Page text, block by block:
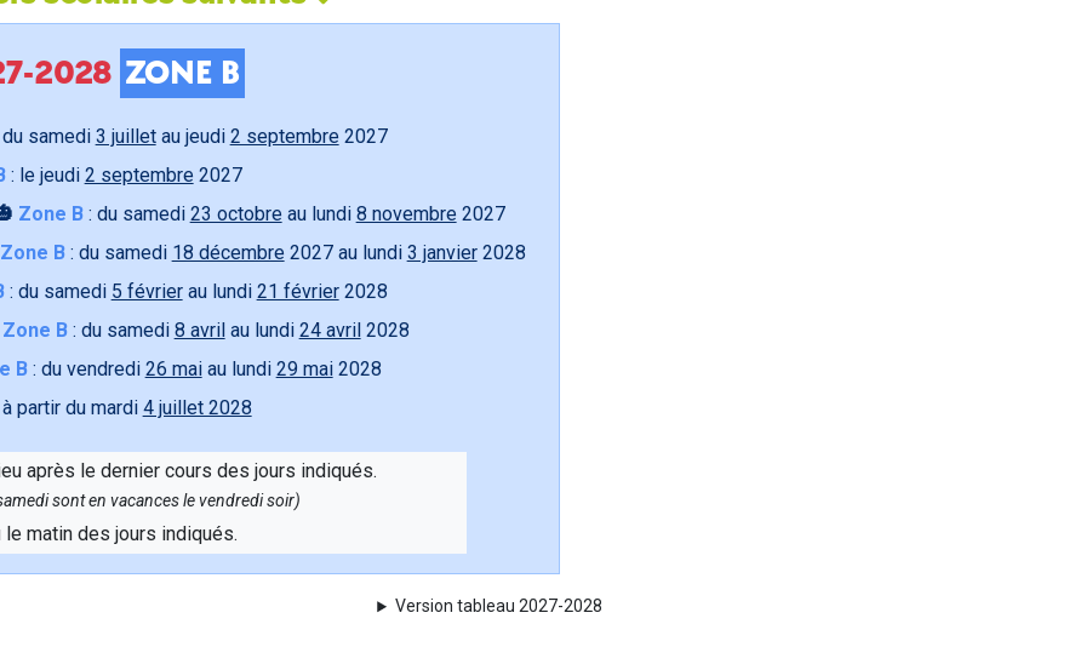
2028 ZONE B
samedi 3 juilletau jeudi 2 septembre 2027
: le jeudi 2 septembre 2027
Zone B: du samedi 23 octobre au lundi 8 novembre 2027
Zone B: du samedi 18 décembre 2027 au lundi 3 janvier2028
: du samedi 5 févrierau lundi 21 février2028
Zone B: du samedi 8 avril au lundi 24 avril 2028
B: du vendredi 26 maiau lundi 29 mai2028
partir du mardi 4 juillet 2028
après le dernier cours des jours indiqués.
sont en vacances le vendredi soir)
matin des jours indiqués.
Version tableau 2027-2028